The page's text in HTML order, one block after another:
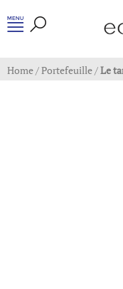
Home/Portefeuille/Le